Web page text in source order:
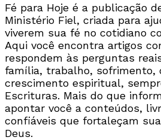
Fé para Hoje é a publicação
Ministério Fiel, criada para
viverem sua fé no cotidiano
Aqui você encontra artigos
respondem às perguntas
família, trabalho, sofrimento,
crescimento espiritual,
Escrituras. Mais do que
apontar você a conteúdos,
confiáveis que fortaleçam
Deus.